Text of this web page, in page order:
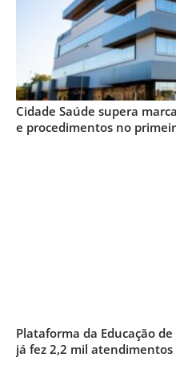
Cidade Saúde supera
e procedimentos no
Plataforma da Educação
já fez 2,2 mil atendimentos